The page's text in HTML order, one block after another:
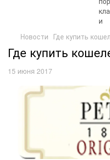
Новости Где купить
Где купить
15 июня 2017